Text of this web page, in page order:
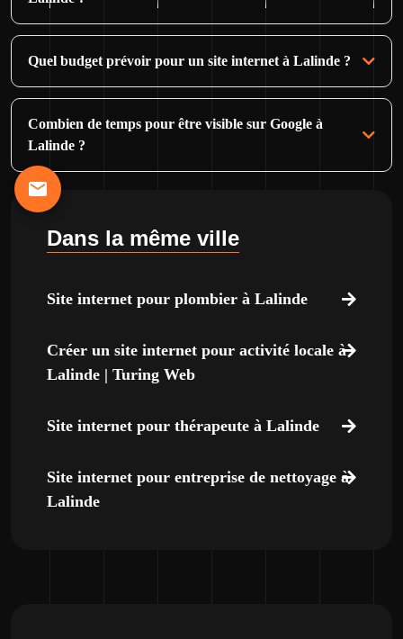
Quel budget prévoir pour un site internet à Lalinde ?
Combien de temps pour être visible sur Google à
Lalinde ?
Dans la même ville
Site internet pour plombier à Lalinde
Créer un site internet pour activité locale à
Lalinde | Turing Web
Site internet pour thérapeute à Lalinde
Site internet pour entreprise de nettoyage à
Lalinde